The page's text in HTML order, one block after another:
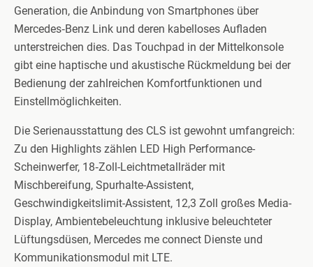
Generation, die Anbindung von Smartphones über
Mercedes‑Benz Link und deren kabelloses Aufladen
unterstreichen dies. Das Touchpad in der Mittelkonsole
gibt eine haptische und akustische Rückmeldung bei der
Bedienung der zahlreichen Komfortfunktionen und
Einstellmöglichkeiten.
Die Serienausstattung des CLS ist gewohnt umfangreich:
Zu den Highlights zählen LED High Performance-
Scheinwerfer, 18‑Zoll-Leichtmetallräder mit
Mischbereifung, Spurhalte-Assistent,
Geschwindigkeitslimit-Assistent, 12,3 Zoll großes Media-
Display, Ambientebeleuchtung inklusive beleuchteter
Lüftungsdüsen, Mercedes me connect Dienste und
Kommunikationsmodul mit LTE.